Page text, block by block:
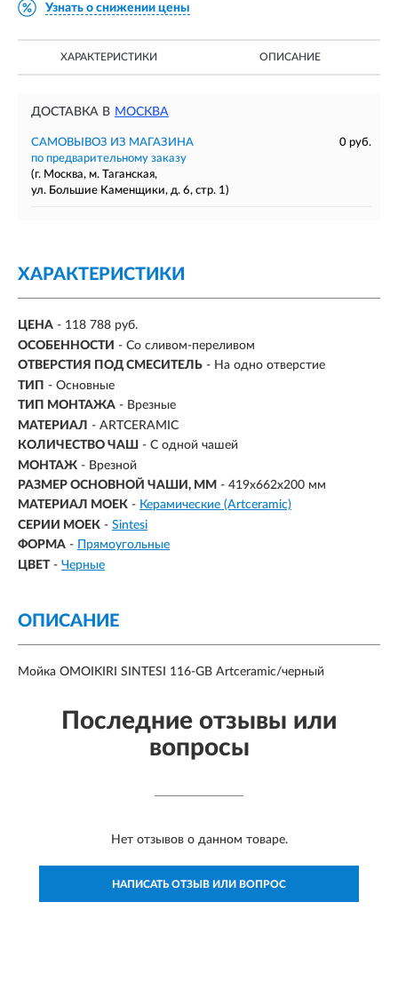
Узнать о снижении цены
ХАРАКТЕРИСТИКИ ОПИСАНИЕ
ДОСТАВКА В МОСКВА
САМОВЫВОЗ ИЗ МАГАЗИНА
0 руб.
по предварительному заказу
(г. Москва, м. Таганская,
ул. Большие Каменщики, д. 6, стр. 1)
ХАРАКТЕРИСТИКИ
ЦЕНА - 118 788 руб.
ОСОБЕННОСТИ - Со сливом-переливом
ОТВЕРСТИЯ ПОД СМЕСИТЕЛЬ - На одно отверстие
ТИП - Основные
ТИП МОНТАЖА - Врезные
МАТЕРИАЛ - ARTCERAMIC
КОЛИЧЕСТВО ЧАШ - С одной чашей
МОНТАЖ - Врезной
РАЗМЕР ОСНОВНОЙ ЧАШИ, ММ - 419х662х200 мм
МАТЕРИАЛ МОЕК - Керамические (Artceramic)
СЕРИИ МОЕК - Sintesi
ФОРМА - Прямоугольные
ЦВЕТ - Черные
ОПИСАНИЕ
Мойка OMOIKIRI SINTESI 116-GB Artceramic/черный
Последние отзывы или
вопросы
Нет отзывов о данном товаре.
НАПИСАТЬ ОТЗЫВ ИЛИ ВОПРОС